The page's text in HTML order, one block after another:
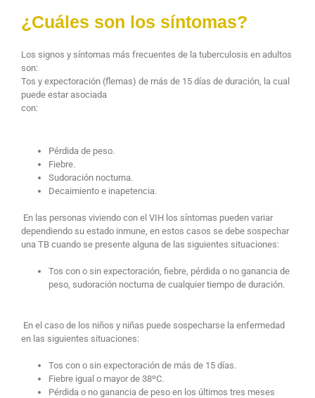
¿Cuáles son los síntomas?
Los signos y síntomas más frecuentes de la tuberculosis en adultos
son:
Tos y expectoración (flemas) de más de 15 días de duración, la cual
puede estar asociada
con:
Pérdida de peso.
Fiebre.
Sudoración nocturna.
Decaimiento e inapetencia.
En las personas viviendo con el VIH los síntomas pueden variar
dependiendo su estado inmune, en estos casos se debe sospechar
una TB cuando se presente alguna de las siguientes situaciones:
Tos con o sin expectoración, fiebre, pérdida o no ganancia de
peso, sudoración nocturna de cualquier tiempo de duración.
En el caso de los niños y niñas puede sospecharse la enfermedad
en las siguientes situaciones:
Tos con o sin expectoración de más de 15 días.
Fiebre igual o mayor de 38ºC.
Pérdida o no ganancia de peso en los últimos tres meses